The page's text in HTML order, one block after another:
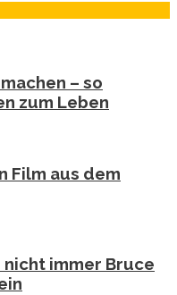
– so
zum Leben
Film aus dem
nicht immer Bruce